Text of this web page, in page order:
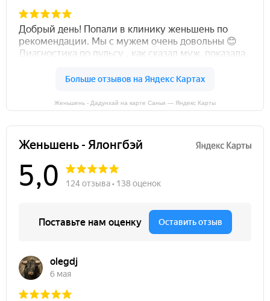
Женьшень - Дадунхай на карте Саньи — Яндекс Карты